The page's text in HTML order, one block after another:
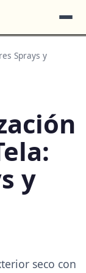
Sprays y
y
seco con